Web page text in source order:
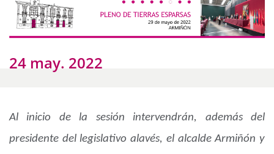
24 may. 2022
Al inicio de la sesión intervendrán, además del
presidente del legislativo alavés, el alcalde Armiñón y